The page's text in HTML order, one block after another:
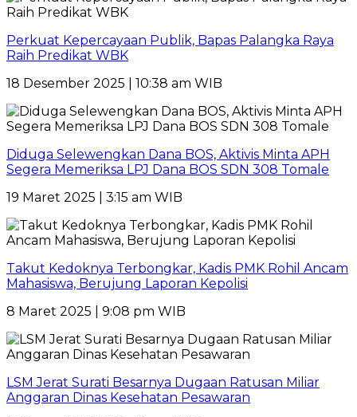
Perkuat Kepercayaan Publik, Bapas Palangka Raya
Raih Predikat WBK
18 Desember 2025 | 10:38 am WIB
Diduga Selewengkan Dana BOS, Aktivis Minta APH
Segera Memeriksa LPJ Dana BOS SDN 308 Tomale
19 Maret 2025 | 3:15 am WIB
Takut Kedoknya Terbongkar, Kadis PMK Rohil Ancam
Mahasiswa, Berujung Laporan Kepolisi
8 Maret 2025 | 9:08 pm WIB
LSM Jerat Surati Besarnya Dugaan Ratusan Miliar
Anggaran Dinas Kesehatan Pesawaran